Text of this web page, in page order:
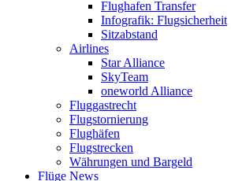
Flughafen Transfer
Infografik: Flugsicherheit
Sitzabstand
Airlines
Star Alliance
SkyTeam
oneworld Alliance
Fluggastrecht
Flugstornierung
Flughäfen
Flugstrecken
Währungen und Bargeld
Flüge News